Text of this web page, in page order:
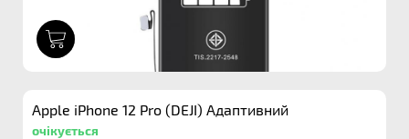
Apple iPhone 12 Pro (DEJI) Адаптивний
очікується